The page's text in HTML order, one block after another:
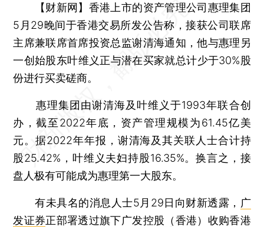
【财新网】 香港上市的资产管理公司惠理集团
5月29晚间于香港交易所发公告称，接获公司联席
主席兼联席首席投资总监谢清海通知，他与惠理另
一创始股东叶维义正与潜在买家就总计少于30%股
份进行买卖磋商。
惠理集团由谢清海及叶维义于1993年联合创
办，截至2022年底，资产管理规模为61.45亿美
元。据2022年年报，谢清海及其关联人士合计持
股25.42%，叶维义夫妇持股16.35%。换言之，接
盘人极有可能成为惠理第一大股东。
有未具名的消息人士5月29日向财新透露， 广
发证券正部署透过旗下广发控股（香港）收购香港